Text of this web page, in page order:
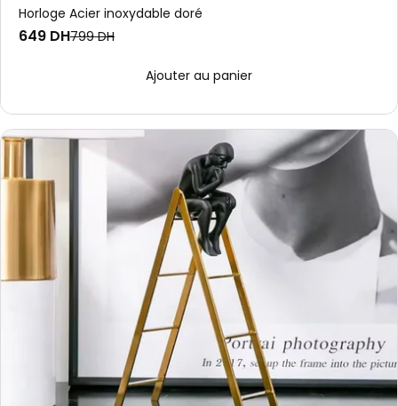
Horloge Acier inoxydable doré
649 DH799 DH